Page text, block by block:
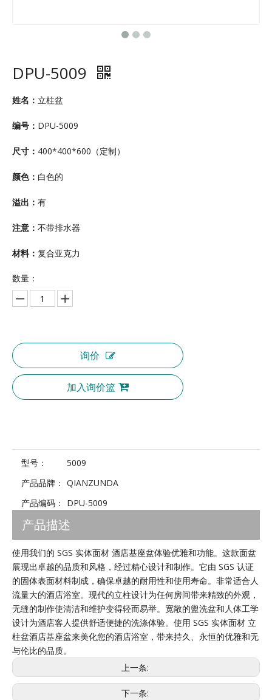
DPU-5009
姓名： 立柱盆
编号： DPU-5009
尺寸： 400*400*600（定制）
颜色： 白色的
溢出： 有
注意： 不带排水器
材料： 复合亚克力
数量：
询价
加入询价篮
型号：
5009
产品品牌： QIANZUNDA
产品编码：
DPU-5009
产品描述
使用我们的 SGS 实体面材 酒店基座盆体验优雅和功能。这款面盆
展现出卓越的品质和风格，经过精心设计和制作。它由 SGS 认证
的固体表面材料制成，确保卓越的耐用性和使用寿命。非常适合人
流量大的酒店浴室。现代的立柱设计为任何房间带来精致的外观，
无缝的制作使清洁和维护变得轻而易举。宽敞的盥洗盆和人体工学
设计为酒店客人提供舒适便捷的洗涤体验。使用 SGS 实体面材 立
柱盆酒店基座盆来美化您的酒店浴室，带来持久、永恒的优雅和无
与伦比的品质。
上一条:
下一条: